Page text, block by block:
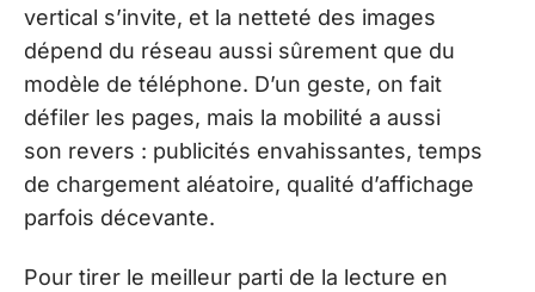
vertical s’invite, et la netteté des images
dépend du réseau aussi sûrement que du
modèle de téléphone. D’un geste, on fait
défiler les pages, mais la mobilité a aussi
son revers : publicités envahissantes, temps
de chargement aléatoire, qualité d’affichage
parfois décevante.
Pour tirer le meilleur parti de la lecture en